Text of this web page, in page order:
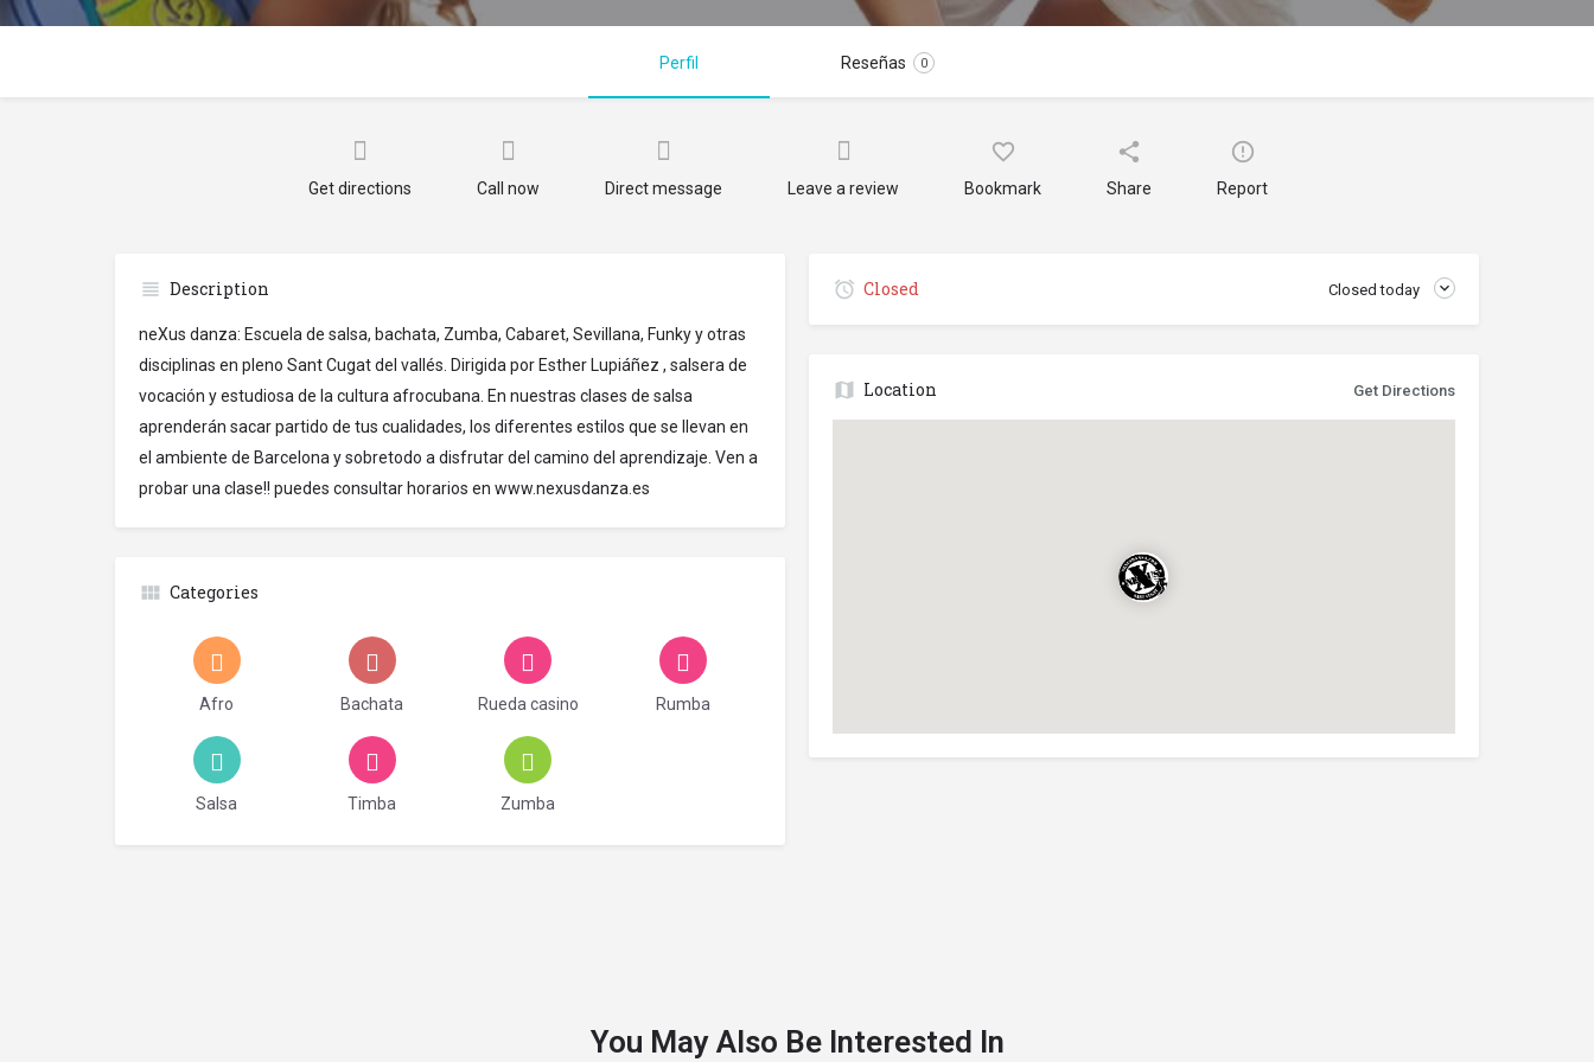
Perfil Reseñas 0
Get directions Call now Direct message Leave a review Bookmark Share Report
Description
neXus danza: Escuela de salsa, bachata, Zumba, Cabaret, Sevillana, Funky y otras
disciplinas en pleno Sant Cugat del vallés. Dirigida por Esther Lupiáñez , salsera de
vocación y estudiosa de la cultura afrocubana. En nuestras clases de salsa
aprenderán sacar partido de tus cualidades, los diferentes estilos que se llevan en
el ambiente de Barcelona y sobretodo a disfrutar del camino del aprendizaje. Ven a
probar una clase!! puedes consultar horarios en www.nexusdanza.es
Closed Closed today
Location Get Directions
Categories
Afro Bachata Rueda casino Rumba
Salsa Timba Zumba
You May Also Be Interested In